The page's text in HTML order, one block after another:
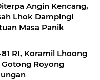
Angin Kencang,
Lhok Dampingi
Masa Panik
RI, Koramil Lhoong
Royong